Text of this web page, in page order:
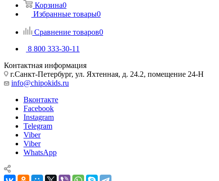
Корзина0
Избранные товары0
Сравнение товаров0
8 800 333-30-11
Контактная информация
г.Санкт-Петербург, ул. Яхтенная, д. 24.2, помещение 24-Н
info@chipokids.ru
Вконтакте
Facebook
Instagram
Telegram
Viber
Viber
WhatsApp